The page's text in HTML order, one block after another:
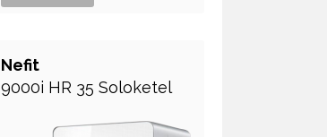
Nefit
9000i HR 35 Soloketel